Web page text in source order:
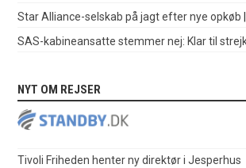
Star Alliance-selskab på jagt efter nye opkøb
SAS-kabineansatte stemmer nej: Klar til
NYT OM REJSER
Tivoli Friheden henter ny direktør i Jesperhus